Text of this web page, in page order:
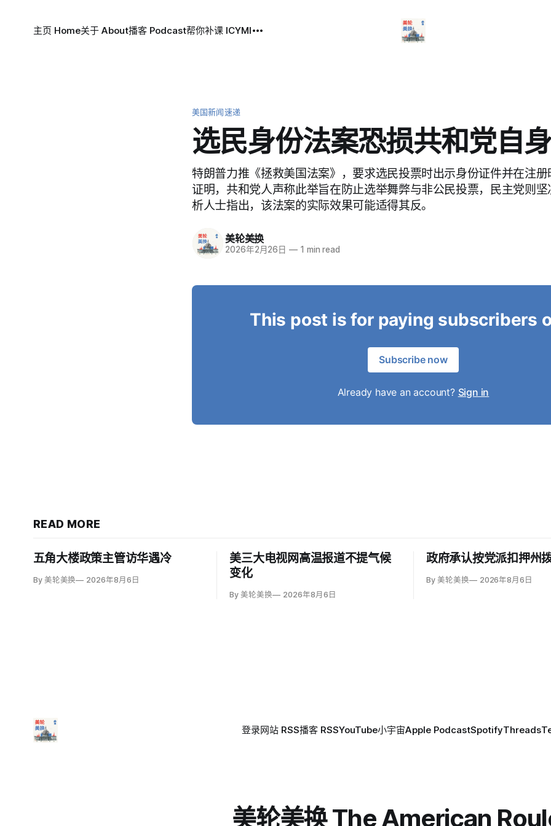
主页 Home关于 About播客 Podcast帮你补课 ICYMI
美国新闻速递
选民身份法案恐损共和党自
特朗普力推《拯救美国法案》，要求选民投票时出示身份证件并在注
证明，共和党人声称此举旨在防止选举舞弊与非公民投票，民主党则
析人士指出，该法案的实际效果可能适得其反。
美轮美换
2026年2月26日 — 1 min read
This post is for paying subscribers
Subscribe now
Already have an account? Sign in
READ MORE
五角大楼政策主管访华遇冷
By 美轮美换 2026年8月6日
美三大电视网高温报道不提气候
变化
By 美轮美换 2026年8月6日
政府承认按党派扣押州
By 美轮美换 2026年8月6日
登录网站 RSS播客 RSSYouTube小宇宙Apple PodcastSpotifyThreads
美轮美换 The American